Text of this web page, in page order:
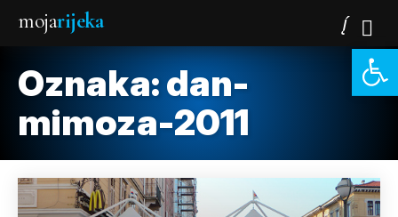
mojarijeka
Oznaka:dan-
mimoza-2011